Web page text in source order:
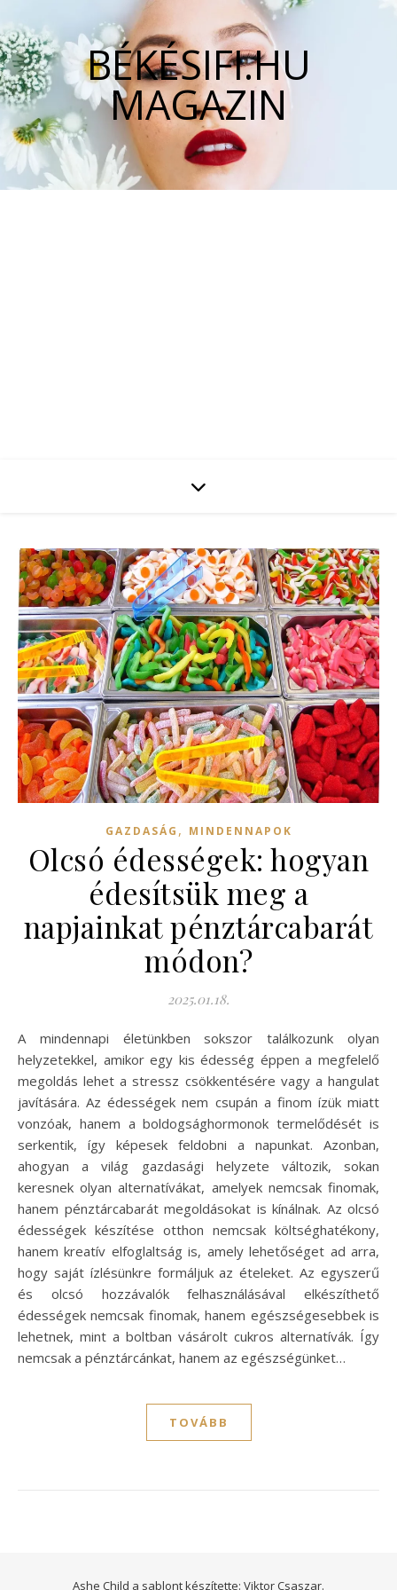
BÉKÉSIFI.HU
MAGAZIN
GAZDASÁG , MINDENNAPOK
Olcsó édességek: hogyan
édesítsük meg a
napjainkat pénztárcabarát
módon?
2025.01.18.
A mindennapi életünkben sokszor találkozunk olyan
helyzetekkel, amikor egy kis édesség éppen a megfelelő
megoldás lehet a stressz csökkentésére vagy a hangulat
javítására. Az édességek nem csupán a finom ízük miatt
vonzóak, hanem a boldogsághormonok termelődését is
serkentik, így képesek feldobni a napunkat. Azonban,
ahogyan a világ gazdasági helyzete változik, sokan
keresnek olyan alternatívákat, amelyek nemcsak finomak,
hanem pénztárcabarát megoldásokat is kínálnak. Az olcsó
édességek készítése otthon nemcsak költséghatékony,
hanem kreatív elfoglaltság is, amely lehetőséget ad arra,
hogy saját ízlésünkre formáljuk az ételeket. Az egyszerű
és olcsó hozzávalók felhasználásával elkészíthető
édességek nemcsak finomak, hanem egészségesebbek is
lehetnek, mint a boltban vásárolt cukros alternatívák. Így
nemcsak a pénztárcánkat, hanem az egészségünket…
TOVÁBB
Ashe Child a sablont készítette: Viktor Csaszar.